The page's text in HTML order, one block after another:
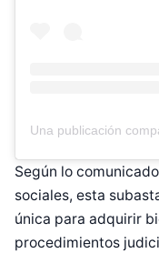
Según lo
sociales, esta
única para adquirir
procedimientos